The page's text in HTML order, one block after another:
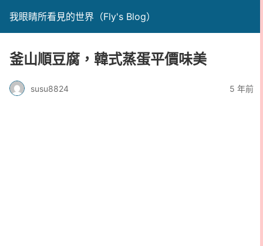
我眼睛所看見的世界（Fly's Blog）
釜山順豆腐，韓式蒸蛋平價味美
susu8824 5 年前